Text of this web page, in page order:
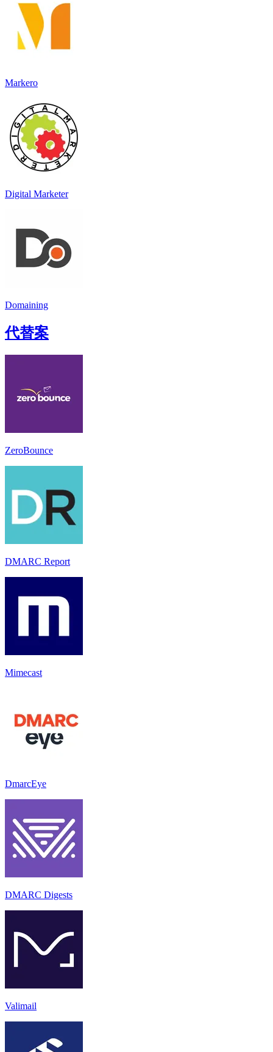
Markero
Digital Marketer
Domaining
代替案
ZeroBounce
DMARC Report
Mimecast
DmarcEye
DMARC Digests
Valimail